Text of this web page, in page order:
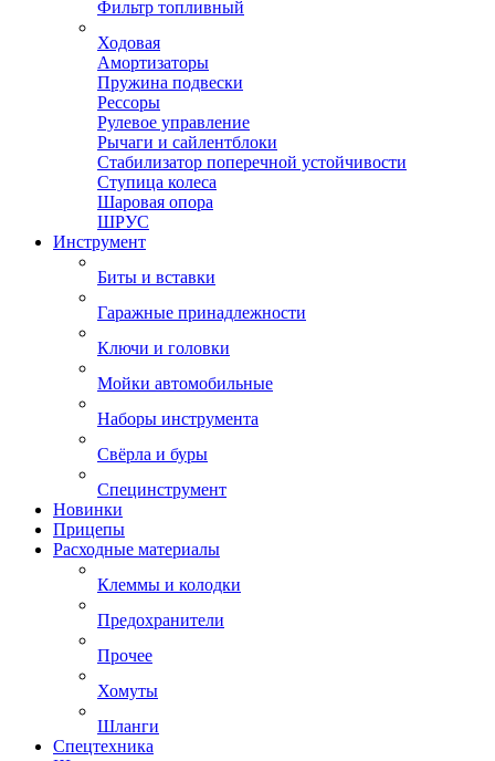
Фильтр топливный
Ходовая
Амортизаторы
Пружина подвески
Рессоры
Рулевое управление
Рычаги и сайлентблоки
Стабилизатор поперечной устойчивости
Ступица колеса
Шаровая опора
ШРУС
Инструмент
Биты и вставки
Гаражные принадлежности
Ключи и головки
Мойки автомобильные
Наборы инструмента
Свёрла и буры
Специнструмент
Новинки
Прицепы
Расходные материалы
Клеммы и колодки
Предохранители
Прочее
Хомуты
Шланги
Спецтехника